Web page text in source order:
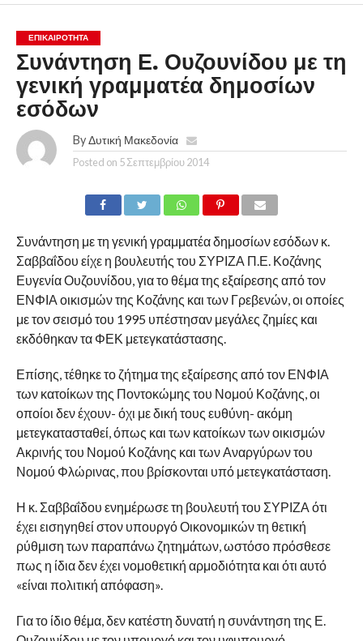
ΕΠΙΚΑΙΡΟΤΗΤΑ
Συνάντηση Ε. Ουζουνίδου με τη
γενική γραμματέα δημοσίων
εσόδων
By Δυτική Μακεδονία
Posted on 5 Σεπτεμβρίου 2014
Συνάντηση με τη γενική γραμματέα δημοσίων εσόδων κ.
Σαββαΐδου είχε η βουλευτής του ΣΥΡΙΖΑ Π.Ε. Κοζάνης
Ευγενία Ουζουνίδου, για το θέμα της εξαίρεσης από τον
ΕΝΦΙΑ οικισμών της Κοζάνης και των Γρεβενών, οι οποίες
με τον σεισμό του 1995 υπέστησαν μεγάλες ζημίες και
εκδόθηκαν τα ΦΕΚ μετεγκατάστασης.
Επίσης, τέθηκε το ζήτημα της εξαίρεσης από τον ΕΝΦΙΑ
των κατοίκων της Ποντοκώμης του Νομού Κοζάνης, οι
οποίοι δεν έχουν- όχι με δική τους ευθύνη- ακόμη
μετεγκατασταθεί, όπως και των κατοίκων των οικισμών
Ακρινής του Νομού Κοζάνης και των Αναργύρων του
Νομού Φλώρινας, που βρίσκονται υπό μετεγκατάσταση.
Η κ. Σαββαΐδου ενημέρωσε τη βουλευτή του ΣΥΡΙΖΑ ότι
έχει εισηγηθεί στον υπουργό Οικονομικών τη θετική
ρύθμιση των παραπάνω ζητημάτων, ωστόσο πρόσθεσε
πως η ίδια δεν έχει νομοθετική αρμοδιότητα και ότι αυτό
«είναι πολιτική απόφαση».
Για το ίδιο θέμα, δεν κατέστη δυνατή η συνάντηση της Ε.